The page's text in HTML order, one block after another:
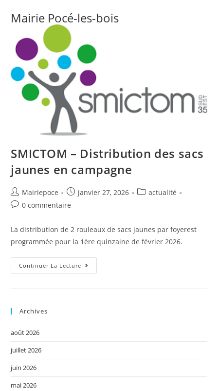
Mairie Pocé-les-bois
SMICTOM – Distribution des sacs
jaunes en campagne
Mairiepoce janvier 27, 2026
actualité
0 commentaire
La distribution de 2 rouleaux de sacs jaunes par foyerest
programmée pour la 1ère quinzaine de février 2026.
Continuer La Lecture
Archives
août 2026
juillet 2026
juin 2026
mai 2026